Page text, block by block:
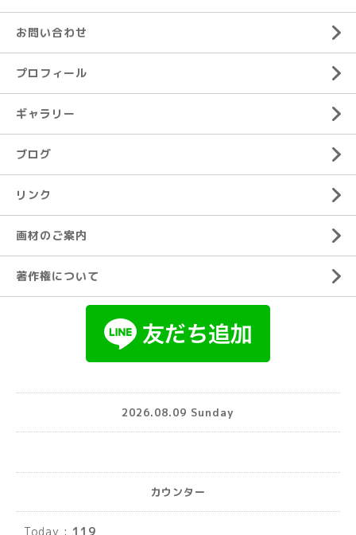
お問い合わせ
プロフィール
ギャラリー
ブログ
リンク
画材のご案内
著作権について
2026.08.09 Sunday
カウンター
Today : 119